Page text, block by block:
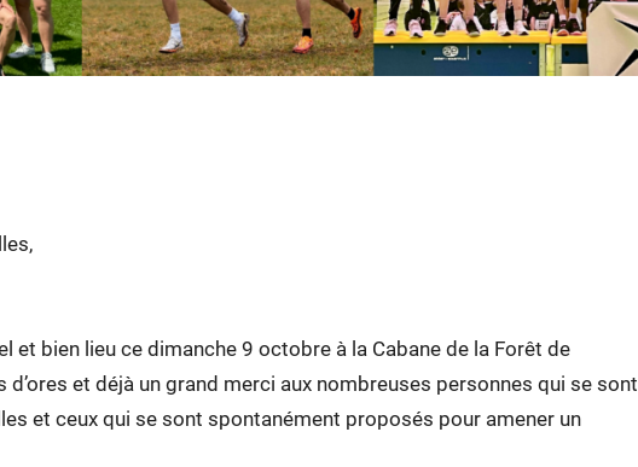
et bien lieu ce dimanche 9 octobre à la Cabane de la Forêt de
et déjà un grand merci aux nombreuses personnes qui se sont
et ceux qui se sont spontanément proposés pour amener un